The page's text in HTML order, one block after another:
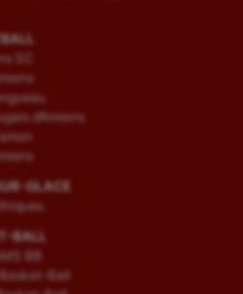
SC
d’Amiens
GLACE
BALL
BB
Ball